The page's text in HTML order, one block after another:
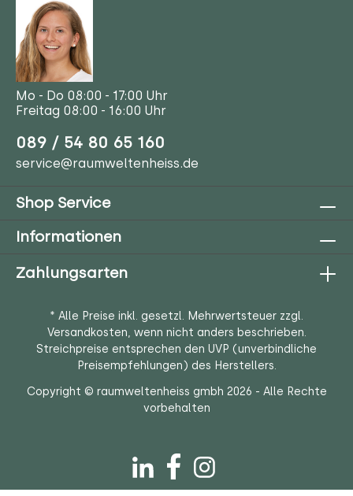
Mo - Do 08:00 - 17:00 Uhr
Freitag 08:00 - 16:00 Uhr
089 / 54 80 65 160
service@raumweltenheiss.de
Shop Service
Informationen
Zahlungsarten
* Alle Preise inkl. gesetzl. Mehrwertsteuer zzgl.
Versandkosten, wenn nicht anders beschrieben.
Streichpreise entsprechen den UVP (unverbindliche
Preisempfehlungen) des Herstellers.
Copyright © raumweltenheiss gmbh 2026 - Alle Rechte
vorbehalten